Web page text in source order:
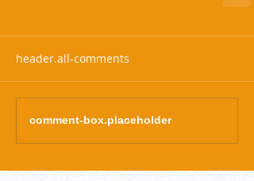
header.all-comments
comment-box.placeholder